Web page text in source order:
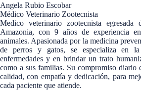
Angela Rubio Escobar
Médico Veterinario Zootecnista
Medico veterinario zootecnista
Amazonia, con 9 años de experiencia
animales. Apasionada por la medicina
de perros y gatos, se especializa en la
enfermedades y en brindar un trato
como a sus familias. Su compromiso diario
calidad, con empatía y dedicación, para
cada paciente que atiende.